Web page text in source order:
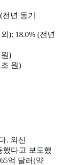
년 동기
): 18.0% (전년
)
원)
. 외신
했다고 보도했
억 달러(약